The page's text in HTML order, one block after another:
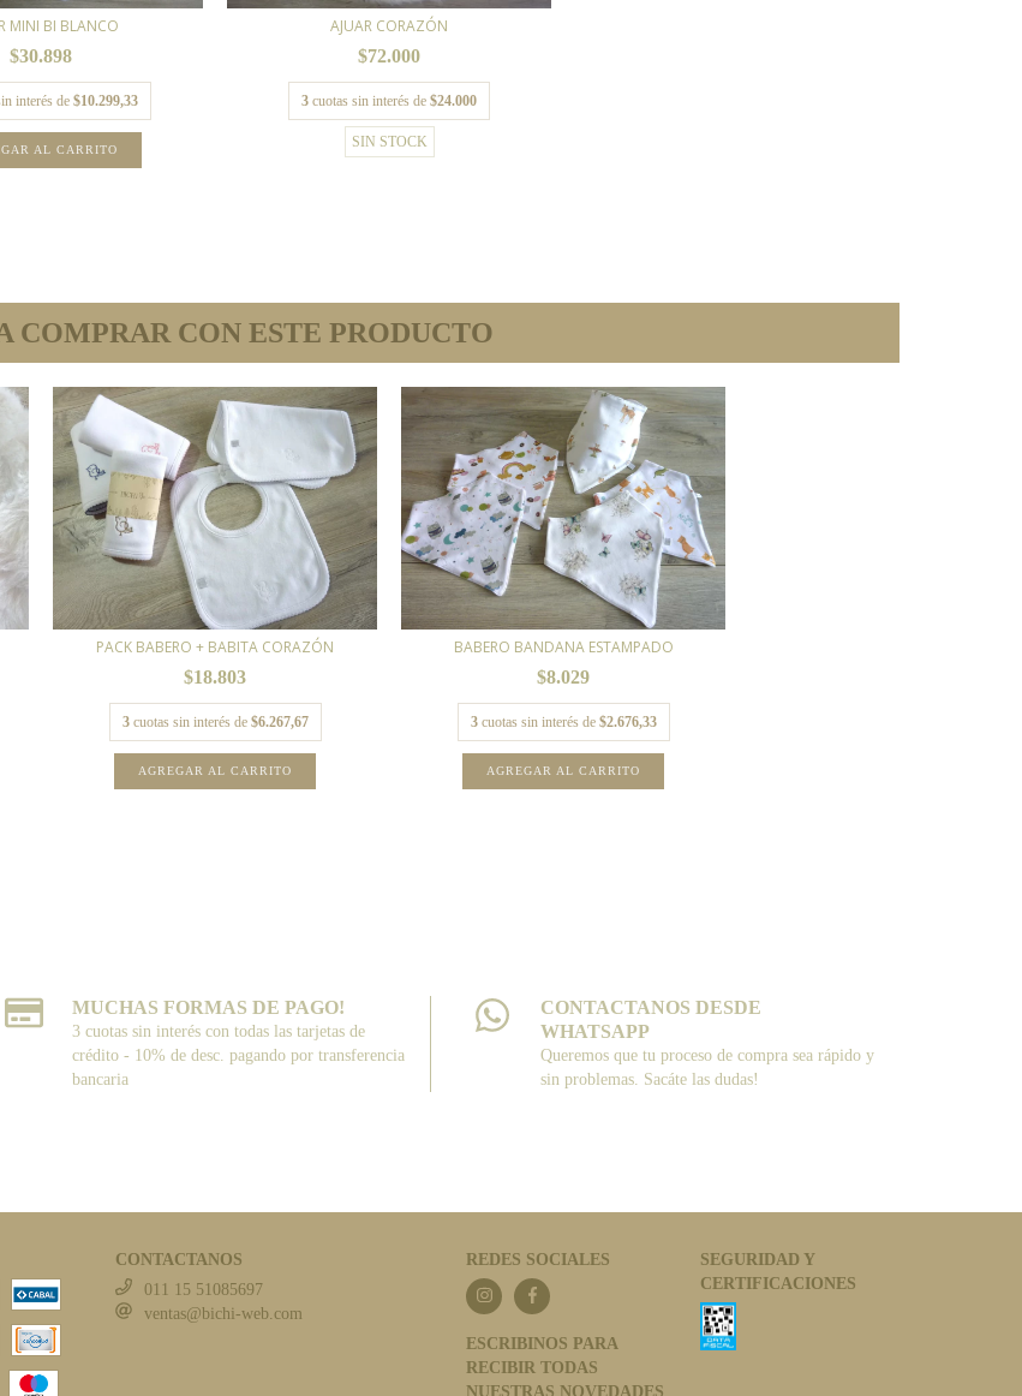
MINI BI BLANCO
$30.898
interés de $10.299,33
AL CARRITO
AJUAR CORAZÓN
$72.000
3 cuotas sin interés de $24.000
SIN STOCK
COMPRAR CON ESTE PRODUCTO
PACK BABERO + BABITA CORAZÓN
$18.803
3 cuotas sin interés de $6.267,67
AGREGAR AL CARRITO
BABERO BANDANA ESTAMPADO
$8.029
3 cuotas sin interés de $2.676,33
AGREGAR AL CARRITO
MUCHAS FORMAS DE PAGO!
3 cuotas sin interés con todas las tarjetas de
crédito - 10% de desc. pagando por transferencia
bancaria
CONTACTANOS DESDE
WHATSAPP
Queremos que tu proceso de compra sea rápido y
sin problemas. Sacáte las dudas!
CONTACTANOS
011 15 51085697
ventas@bichi-web.com
REDES SOCIALES
ESCRIBINOS PARA
RECIBIR TODAS
NUESTRAS NOVEDADES
SEGURIDAD Y
CERTIFICACIONES